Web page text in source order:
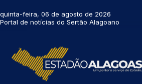
quinta-feira, 06 de agosto de 2026
Portal de notícias do Sertão Alagoano